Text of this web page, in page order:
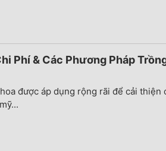
Phí & Các Phương Pháp
được áp dụng rộng rãi để cải thiện